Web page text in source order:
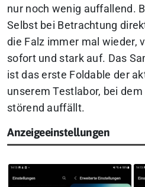
nur noch wenig auffallend.
Selbst bei Betrachtung
die Falz immer mal wieder,
sofort und stark auf. Das
ist das erste Foldable der
unserem Testlabor, bei
störend auffällt.
Anzeigeeinstellungen